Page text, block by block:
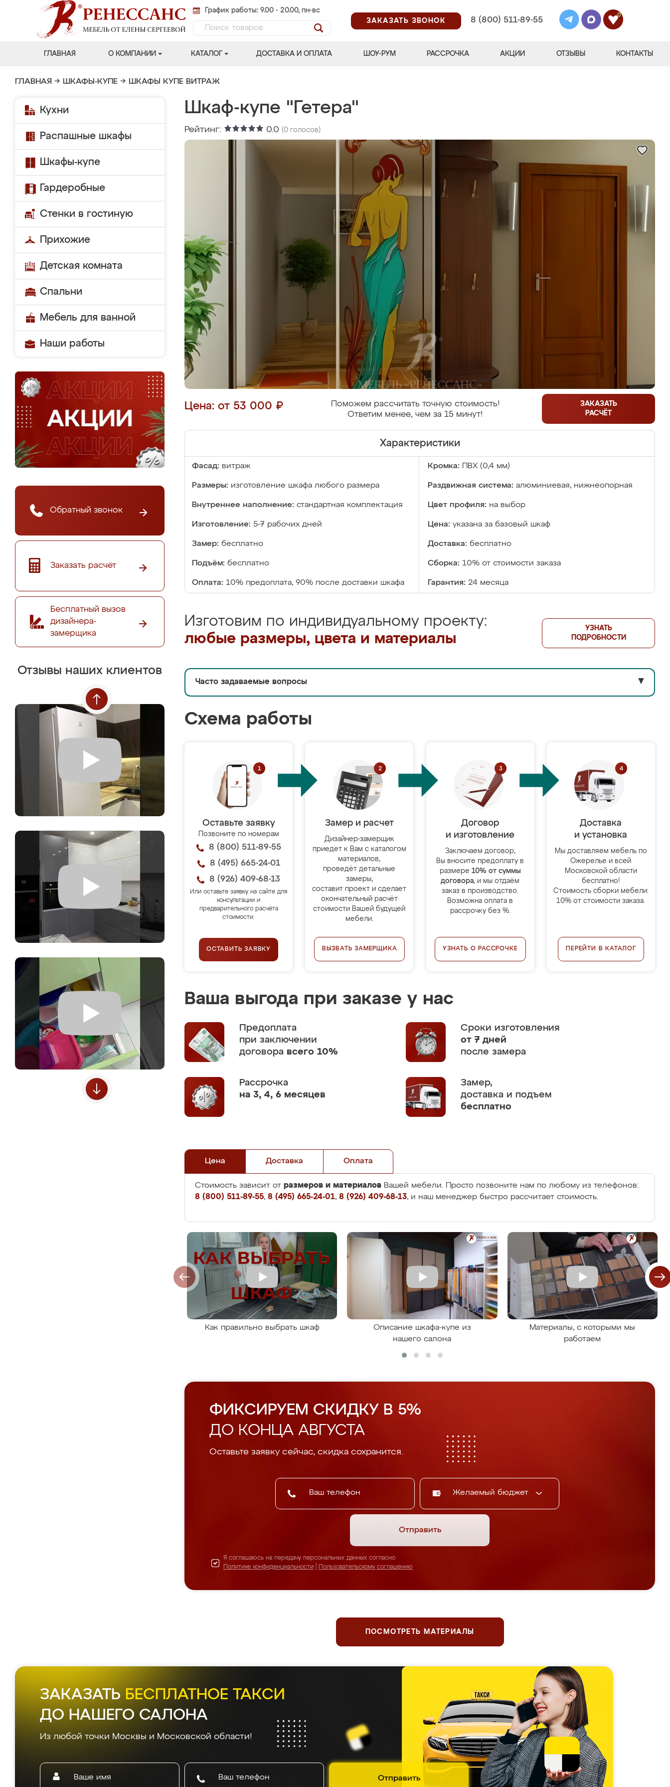
График работы: 9.00 - 20.00, пн-вс
ЗАКАЗАТЬ ЗВОНОК
8 (800) 511-89-55
0
ГЛАВНАЯ О КОМПАНИИ КАТАЛОГ ДОСТАВКА И ОПЛАТА ШОУ-РУМ РАССРОЧКА АКЦИИ ОТЗЫВЫ КОНТАКТЫ
ГЛАВНАЯ → ШКАФЫ-КУПЕ → ШКАФЫ КУПЕ ВИТРАЖ
Кухни
Распашные шкафы
Шкафы-купе
Гардеробные
Стенки в гостиную
Прихожие
Детская комната
Спальни
Мебель для ванной
Наши работы
Обратный звонок
Заказать расчёт
Бесплатный вызов
дизайнера-
замерщика
Отзывы наших клиентов
Шкаф-купе "Гетера"
Рейтинг: 0.0 (0 голосов)
Цена: от 53 000 ₽
Поможем рассчитать точную стоимость!
Ответим менее, чем за 15 минут!
ЗАКАЗАТЬ
РАСЧЁТ
Характеристики
Фасад: витраж Кромка: ПВХ (0,4 мм)
Размеры: изготовление шкафа любого размера Раздвижная система: алюминиевая, нижнеопорная
Внутреннее наполнение: стандартная комплектация Цвет профиля: на выбор
Изготовление: 5-7 рабочих дней Цена: указана за базовый шкаф
Замер: бесплатно Доставка: бесплатно
Подъём: бесплатно Сборка: 10% от стоимости заказа
Оплата: 10% предоплата, 90% после доставки шкафа Гарантия: 24 месяца
Изготовим по индивидуальному проекту:
любые размеры, цвета и материалы
УЗНАТЬ
ПОДРОБНОСТИ
Часто задаваемые вопросы ▼
Схема работы
Оставьте заявку
Позвоните по номерам
8 (800) 511-89-55
8 (495) 665-24-01
8 (926) 409-68-13
Или оставьте заявку на сайте для
консультации и
предварительного расчёта
стоимости.
ОСТАВИТЬ ЗАЯВКУ
Замер и расчет
Дизайнер-замерщик
приедет к Вам с каталогом
материалов,
проведёт детальные
замеры,
составит проект и сделает
окончательный расчёт
стоимости Вашей будущей
мебели.
ВЫЗВАТЬ ЗАМЕРЩИКА
Договор
и изготовление
Заключаем договор,
Вы вносите предоплату в
размере 10% от суммы
договора, и мы отдаём
заказ в производство.
Возможна оплата в
рассрочку без %.
УЗНАТЬ О РАССРОЧКЕ
Доставка
и установка
Мы доставляем мебель по
Ожерелье и всей
Московской области
бесплатно!
Стоимость сборки мебели:
10% от стоимости заказа.
ПЕРЕЙТИ В КАТАЛОГ
Ваша выгода при заказе у нас
Предоплата
при заключении
договора всего 10%
Сроки изготовления
от 7 дней
после замера
Рассрочка
на 3, 4, 6 месяцев
Замер,
доставка и подъем
бесплатно
Цена Доставка Оплата
Стоимость зависит от размеров и материалов Вашей мебели. Просто позвоните нам по любому из телефонов:
8 (800) 511-89-55, 8 (495) 665-24-01, 8 (926) 409-68-13, и наш менеджер быстро рассчитает стоимость.
Как правильно выбрать шкаф
Описание шкафа-купе из
нашего салона
Материалы, с которыми мы
работаем
ФИКСИРУЕМ СКИДКУ В 5%
ДО КОНЦА АВГУСТА
Оставьте заявку сейчас, скидка сохранится.
Желаемый бюджет
Отправить
Я соглашаюсь на передачу персональных данных согласно
Политике конфиденциальности
Пользовательскому соглашению
ПОСМОТРЕТЬ МАТЕРИАЛЫ
ЗАКАЗАТЬ БЕСПЛАТНОЕ ТАКСИ
ДО НАШЕГО САЛОНА
Из любой точки Москвы и Московской области!
Отправить